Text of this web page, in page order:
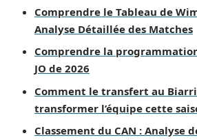
Comprendre le Tableau de
Analyse Détaillée des Matches
Comprendre la
JO de 2026
Comment le transfert au
transformer l’équipe cette
Classement du CAN : Analyse